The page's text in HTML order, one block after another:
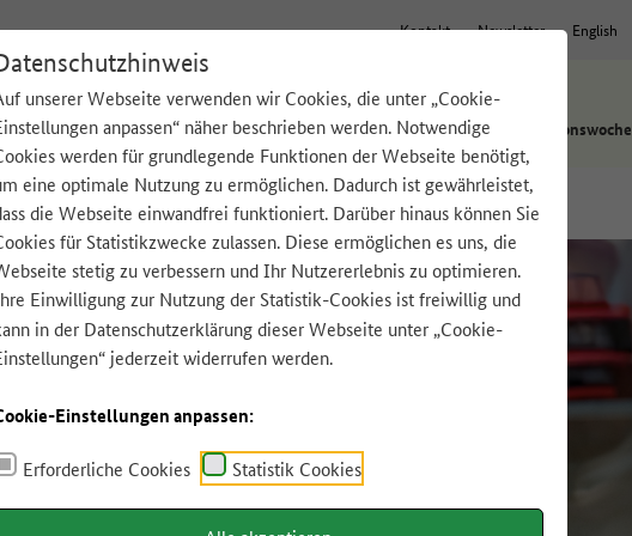
unserer Webseite verwenden wir Cookies, die unter „Cookie-
anpassen“ näher beschrieben werden. Notwendige
werden für grundlegende Funktionen der Webseite benötigt,
eine optimale Nutzung zu ermöglichen. Dadurch ist gewährleistet,
die Webseite einwandfrei funktioniert. Darüber hinaus können Sie
für Statistikzwecke zulassen. Diese ermöglichen es uns, die
stetig zu verbessern und Ihr Nutzererlebnis zu optimieren.
Einwilligung zur Nutzung der Statistik-Cookies ist freiwillig und
in der Datenschutzerklärungdieser Webseite unter „Cookie-
jederzeit widerrufen werden.
Einstellungen anpassen:
Erforderliche Cookies Statistik Cookies
Kontakt Newsletter English
Tipps für zu Hause Lebensmittel A-Z App Aktionswoche